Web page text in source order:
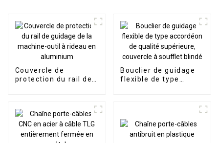
Couvercle de
protection du rail de
Bouclier de guidage
flexible de type